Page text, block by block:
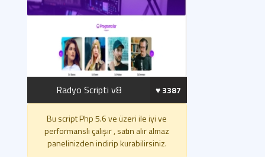
Radyo Scripti v8 ♥️ 3387
Bu script Php 5.6 ve üzeri ile iyi ve
performanslı çalışır , satın alır almaz
panelinizden indirip kurabilirsiniz.